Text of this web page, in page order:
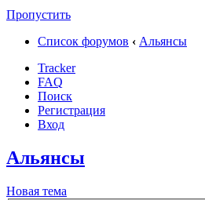
Пропустить
Список форумов ‹ Альянсы
Tracker
FAQ
Поиск
Регистрация
Вход
Альянсы
Новая тема